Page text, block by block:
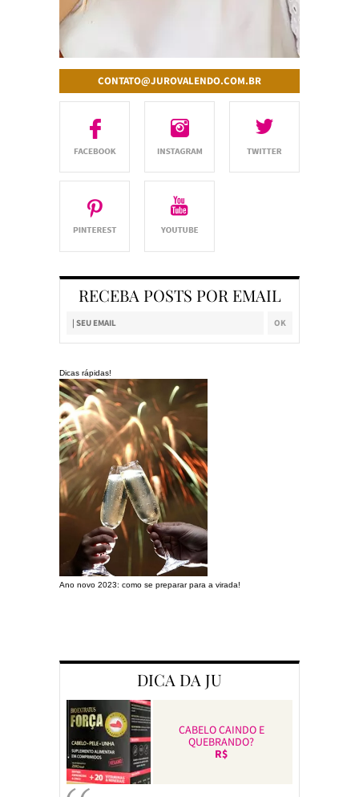
CONTATO@JUROVALENDO.COM.BR
RECEBA POSTS POR EMAIL
Dicas rápidas!
Ano novo 2023: como se preparar para a virada!
DICA DA JU
CABELO CAINDO E
QUEBRANDO?
R$